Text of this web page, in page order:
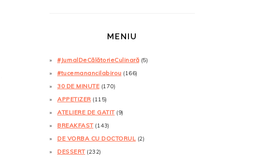
MENIU
#JurnalDeCălătorieCulinară (5)
#tucemanancilabirou (166)
30 DE MINUTE (170)
APPETIZER (115)
ATELIERE DE GATIT(9)
BREAKFAST(143)
DE VORBA CU DOCTORUL (2)
DESSERT(232)